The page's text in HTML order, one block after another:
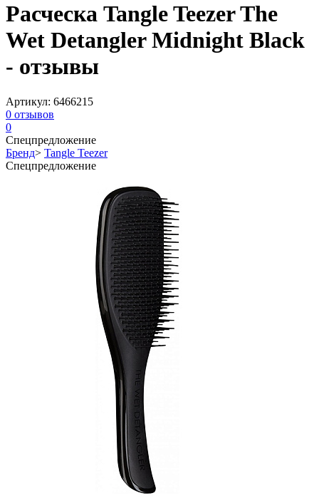
Расческа Tangle Teezer The
Wet Detangler Midnight Black
- отзывы
Артикул: 6466215
0 отзывов
0
Спецпредложение
Бренд> Tangle Teezer
Спецпредложение